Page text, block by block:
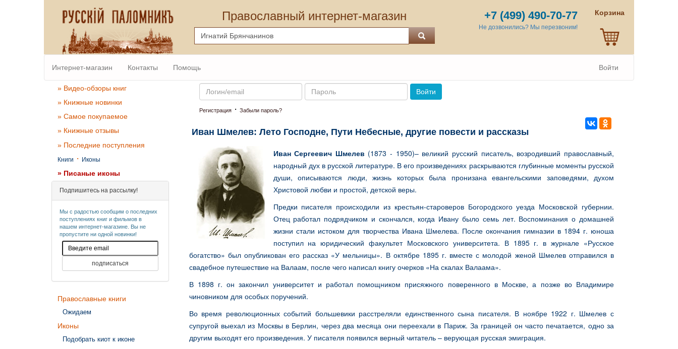
Православный интернет-магазин +7 (499) 490-70-77
Не дозвонились? Мы перезвоним!
Корзина
Интернет-магазин Контакты Помощь Войти
» Видео-обзоры книг
» Книжные новинки
» Самое покупаемое
» Книжные отзывы
» Последние поступления
Книги · Иконы
» Писаные иконы
Подпишитесь на рассылку!
Мы с радостью сообщим о последних
поступлениях книг и фильмов в
нашем интернет-магазине. Вы не
пропустите ни одной новинки!
Православные книги
Ожидаем
Иконы
Подобрать киот к иконе
Email Пароль
Войти
Регистрация· Забыли пароль?
Иван Шмелев: Лето Господне, Пути Небесные, другие повести и рассказы
Иван Сергеевич Шмелев (1873 - 1950)– великий русский писатель, возродивший православный,
народный дух в русской литературе. В его произведениях раскрываются глубинные моменты русской
души, описываются люди, жизнь которых была пронизана евангельскими заповедями, духом
Христовой любви и простой, детской веры.
Предки писателя происходили из крестьян-староверов Богородского уезда Московской губернии.
Отец работал подрядчиком и скончался, когда Ивану было семь лет. Воспоминания о домашней
жизни стали истоком для творчества Ивана Шмелева. После окончания гимназии в 1894 г. юноша
поступил на юридический факультет Московского университета. В 1895 г. в журнале «Русское
богатство» был опубликован его рассказ «У мельницы». В октябре 1895 г. вместе с молодой женой Шмелев отправился в
свадебное путешествие на Валаам, после чего написал книгу очерков «На скалах Валаама».
В 1898 г. он закончил университет и работал помощником присяжного поверенного в Москве, а позже во Владимире
чиновником для особых поручений.
Во время революционных событий большевики расстреляли единственного сына писателя. В ноябре 1922 г. Шмелев с
супругой выехал из Москвы в Берлин, через два месяца они переехали в Париж. За границей он часто печатается, одно за
другим выходят его произведения. У писателя появился верный читатель – верующая русская эмиграция.